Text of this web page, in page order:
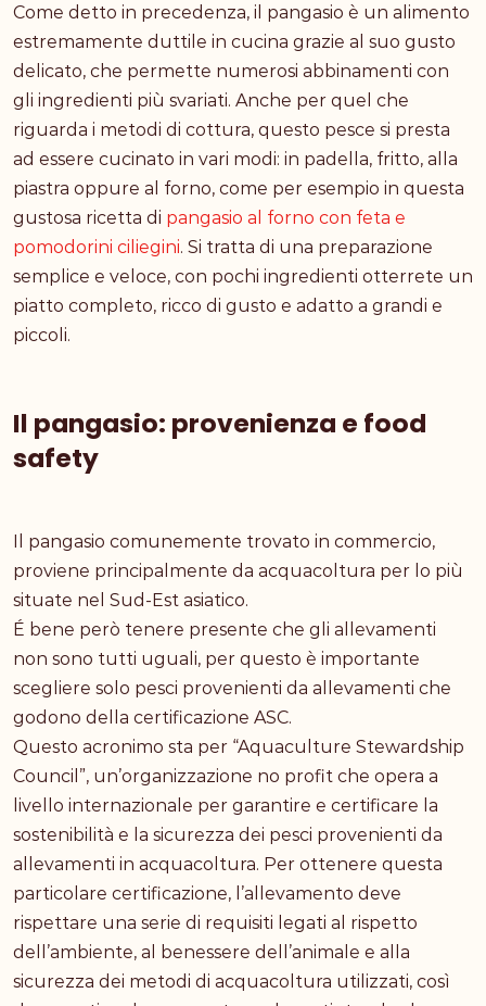
Come detto in precedenza, il pangasio è un alimento
estremamente duttile in cucina grazie al suo gusto
delicato, che permette numerosi abbinamenti con
gli ingredienti più svariati. Anche per quel che
riguarda i metodi di cottura, questo pesce si presta
ad essere cucinato in vari modi: in padella, fritto, alla
piastra oppure al forno, come per esempio in questa
gustosa ricetta di pangasio al forno con feta e
pomodorini ciliegini. Si tratta di una preparazione
semplice e veloce, con pochi ingredienti otterrete un
piatto completo, ricco di gusto e adatto a grandi e
piccoli.
Il pangasio: provenienza e food
safety
Il pangasio comunemente trovato in commercio,
proviene principalmente da acquacoltura per lo più
situate nel Sud-Est asiatico.
É bene però tenere presente che gli allevamenti
non sono tutti uguali, per questo è importante
scegliere solo pesci provenienti da allevamenti che
godono della certificazione ASC.
Questo acronimo sta per “Aquaculture Stewardship
Council”, un’organizzazione no profit che opera a
livello internazionale per garantire e certificare la
sostenibilità e la sicurezza dei pesci provenienti da
allevamenti in acquacoltura. Per ottenere questa
particolare certificazione, l’allevamento deve
rispettare una serie di requisiti legati al rispetto
dell’ambiente, al benessere dell’animale e alla
sicurezza dei metodi di acquacoltura utilizzati, così